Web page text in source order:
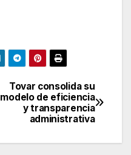
Tovar consolida su
modelo de eficiencia
y transparencia
administrativa